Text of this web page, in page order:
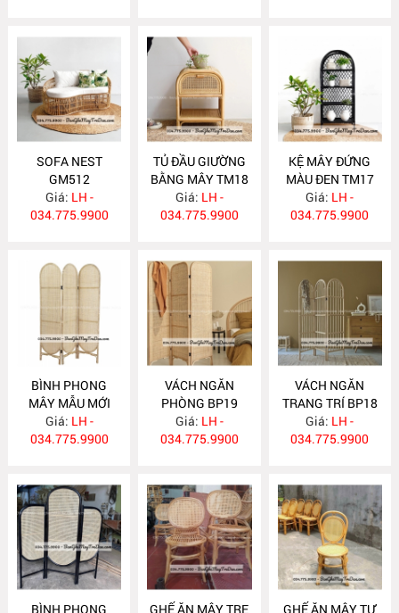
SOFA NEST
GM512
Giá: LH -
034.775.9900
TỦ ĐẦU GIƯỜNG
BẰNG MÂY TM18
Giá: LH -
034.775.9900
KỆ MÂY ĐỨNG
MÀU ĐEN TM17
Giá: LH -
034.775.9900
BÌNH PHONG
MÂY MẪU MỚI
BP20
Giá: LH -
034.775.9900
VÁCH NGĂN
PHÒNG BP19
Giá: LH -
034.775.9900
VÁCH NGĂN
TRANG TRÍ BP18
Giá: LH -
034.775.9900
BÌNH PHONG GHẾ ĂN MÂY TRE GHẾ ĂN MÂY TỰ